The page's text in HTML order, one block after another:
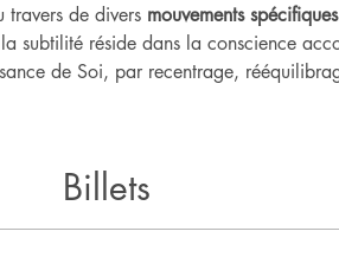
de divers mouvements spécifiques
subtilité réside dans la conscience
de Soi, par recentrage,
Billets